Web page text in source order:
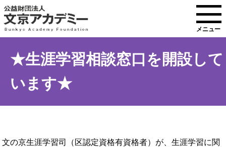
メニュー
★生涯学習相談窓口を開設して
います★
文の京生涯学習司（区認定資格有資格者）が、生涯学習に関